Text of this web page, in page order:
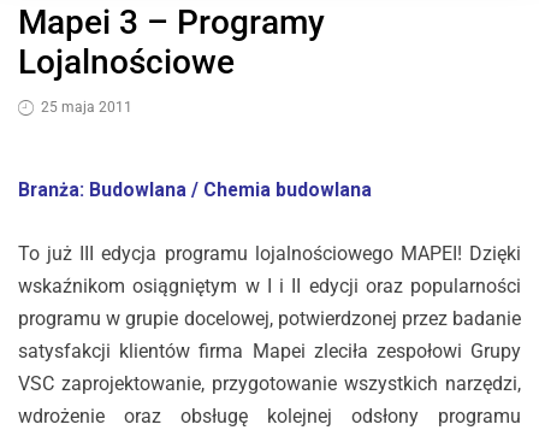
Mapei 3 – Programy
Lojalnościowe
25 maja 2011
Branża: Budowlana / Chemia budowlana
To już III edycja programu lojalnościowego MAPEI! Dzięki
wskaźnikom osiągniętym w I i II edycji oraz popularności
programu w grupie docelowej, potwierdzonej przez badanie
satysfakcji klientów firma Mapei zleciła zespołowi Grupy
VSC zaprojektowanie, przygotowanie wszystkich narzędzi,
wdrożenie oraz obsługę kolejnej odsłony programu